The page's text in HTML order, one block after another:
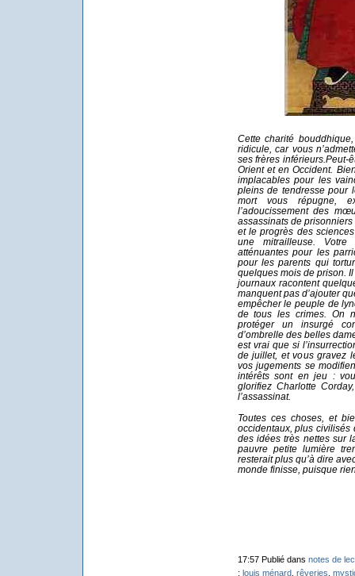
Cette charité
ridicule, car vous
ses frères inférieurs.Peut-
Orient et en Occident.
implacables pour les
pleins de tendresse pour
mort vous répugne,
l’adoucissement des
assassinats de
et le progrès des
une mitrailleuse.
atténuantes pour les
pour les parents qui
quelques mois de prison.
journaux racontent
manquent pas d’ajouter
empêcher le peuple de
de tous les crimes. On
protéger un insurgé
d’ombrelle des belles
est vrai que si
de juillet, et vous gravez
vos jugements se
intérêts sont en jeu :
glorifiez Charlotte
l’assassinat.
Toutes ces choses, et
occidentaux, plus civilisés
des idées très nettes sur
pauvre petite lumière
resterait plus qu’à dire
monde finisse, puisque
17:57 Publié dans notes de
: louis ménard, rêveries